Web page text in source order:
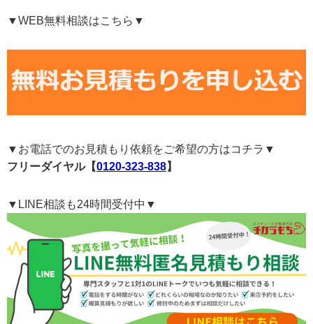
▼WEB無料相談はこちら▼
▼お電話でのお見積もり依頼をご希望の方はコチラ▼
フリーダイヤル【0120-323-838】
▼LINE相談も24時間受付中▼